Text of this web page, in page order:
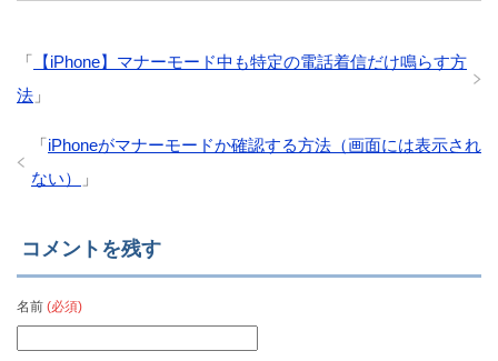
「 【iPhone】マナーモード中も特定の電話着信だけ鳴らす方
法 」
「iPhoneがマナーモードか確認する方法（画面には表示され
ない）
」
コメントを残す
名前 (必須)